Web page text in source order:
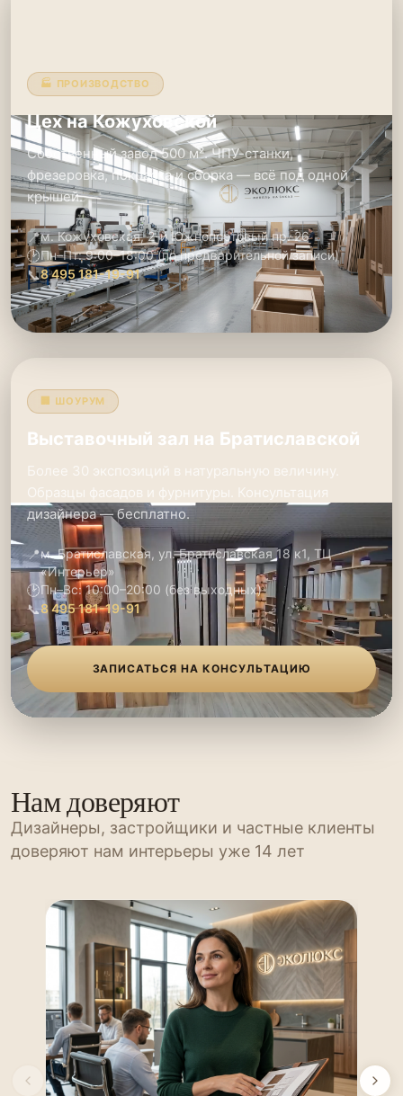
🏭 ПРОИЗВОДСТВО
Цех на Кожуховской
Собственный завод 500 м². ЧПУ-станки,
фрезеровка, покраска и сборка — всё под одной
крышей.
📍м. Кожуховская, 2-й Южнопортовый пр. 26
🕑Пн–Пт: 9:00–18:00 (по предварительной записи)
📞8 495 181-19-91
🏢 ШОУРУМ
Выставочный зал на Братиславской
Более 30 экспозиций в натуральную величину.
Образцы фасадов и фурнитуры. Консультация
дизайнера — бесплатно.
📍м. Братиславская, ул. Братиславская 18 к1, ТЦ
«Интерьер»
🕑Пн–Вс: 10:00–20:00 (без выходных)
📞8 495 181-19-91
ЗАПИСАТЬСЯ НА КОНСУЛЬТАЦИЮ
Нам доверяют
Дизайнеры, застройщики и частные клиенты
доверяют нам интерьеры уже 14 лет